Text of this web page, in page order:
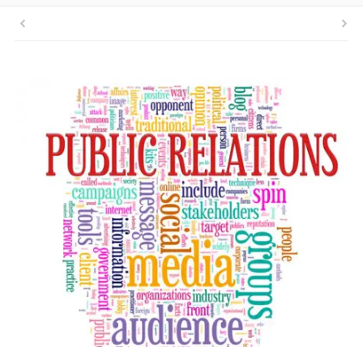
חדר חדשות
המלצות
ניהול מוניטין
צור קשר